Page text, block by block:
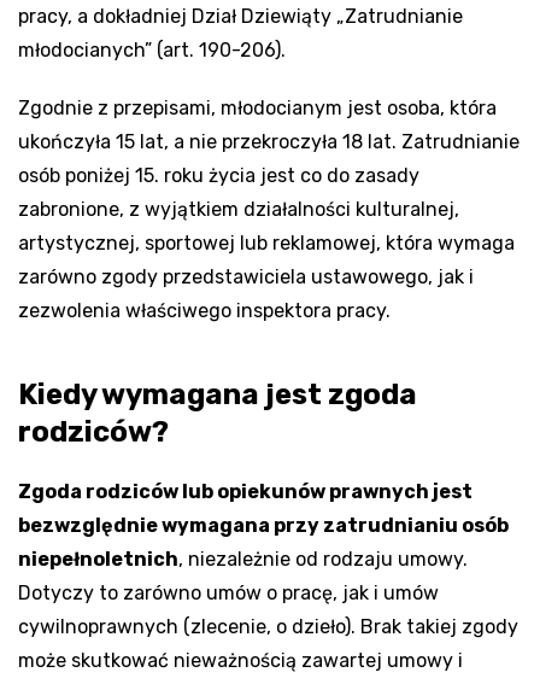
pracy, a dokładniej Dział Dziewiąty „Zatrudnianie
młodocianych” (art. 190-206).
Zgodnie z przepisami, młodocianym jest osoba, która
ukończyła 15 lat, a nie przekroczyła 18 lat. Zatrudnianie
osób poniżej 15. roku życia jest co do zasady
zabronione, z wyjątkiem działalności kulturalnej,
artystycznej, sportowej lub reklamowej, która wymaga
zarówno zgody przedstawiciela ustawowego, jak i
zezwolenia właściwego inspektora pracy.
Kiedy wymagana jest zgoda
rodziców?
Zgoda rodziców lub opiekunów prawnych jest
bezwzględnie wymagana przy zatrudnianiu osób
niepełnoletnich, niezależnie od rodzaju umowy.
Dotyczy to zarówno umów o pracę, jak i umów
cywilnoprawnych (zlecenie, o dzieło). Brak takiej zgody
może skutkować nieważnością zawartej umowy i